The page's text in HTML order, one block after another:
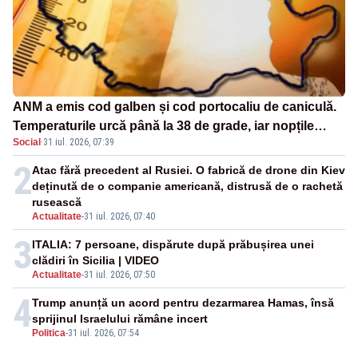
ANM a emis cod galben și cod portocaliu de caniculă.
Temperaturile urcă până la 38 de grade, iar nopțile
devin tropicale
Social ·31 iul. 2026, 07:39
2
Actualitate-31 iul. 2026, 07:40
Atac fără precedent al Rusiei. O fabrică de drone din Kiev
deținută de o companie americană, distrusă de o rachetă
rusească
3Actualitate-31 iul. 2026, 07:50
ITALIA: 7 persoane, dispărute după prăbușirea unei
clădiri în Sicilia | VIDEO
4 Politica-31 iul. 2026, 07:54
Trump anunță un acord pentru dezarmarea Hamas, însă
sprijinul Israelului rămâne incert